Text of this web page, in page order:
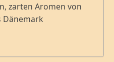
zarten Aromen von
Dänemark